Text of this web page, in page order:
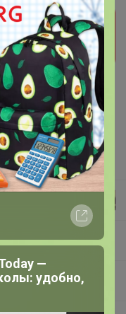
Поставьте отметку
сообщим как
с
договором оферты.
—
удобно,